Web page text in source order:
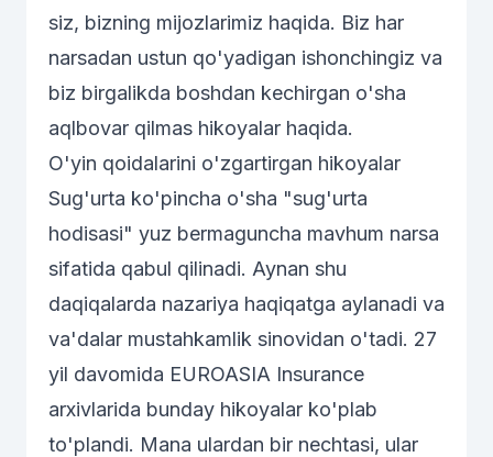
siz, bizning mijozlarimiz haqida. Biz har
narsadan ustun qo'yadigan ishonchingiz va
biz birgalikda boshdan kechirgan o'sha
aqlbovar qilmas hikoyalar haqida.
O'yin qoidalarini o'zgartirgan hikoyalar
Sug'urta ko'pincha o'sha "sug'urta
hodisasi" yuz bermaguncha mavhum narsa
sifatida qabul qilinadi. Aynan shu
daqiqalarda nazariya haqiqatga aylanadi va
va'dalar mustahkamlik sinovidan o'tadi. 27
yil davomida EUROASIA Insurance
arxivlarida bunday hikoyalar ko'plab
to'plandi. Mana ulardan bir nechtasi, ular